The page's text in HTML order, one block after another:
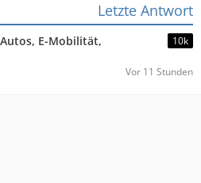
Letzte Antwort
E-Mobilität,
10k
Vor 11 Stunden